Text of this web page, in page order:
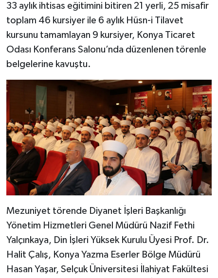
33 aylık ihtisas eğitimini bitiren 21 yerli, 25 misafir
toplam 46 kursiyer ile 6 aylık Hüsn-i Tilavet
kursunu tamamlayan 9 kursiyer, Konya Ticaret
Odası Konferans Salonu’nda düzenlenen törenle
belgelerine kavuştu.
Mezuniyet törende Diyanet İşleri Başkanlığı
Yönetim Hizmetleri Genel Müdürü Nazif Fethi
Yalçınkaya, Din İşleri Yüksek Kurulu Üyesi Prof. Dr.
Halit Çalış, Konya Yazma Eserler Bölge Müdürü
Hasan Yaşar, Selçuk Üniversitesi İlahiyat Fakültesi
Bingöl Müftülüğü
Bitlis Müftülüğü
Bolu Müftülüğü
Burdur Müftülüğü
Bursa Müftülüğü
Çanakkale Müftülüğü
Çankırı Müftülüğü
Çorum Müftülüğü
Denizli Müftülüğü
Diyarbakır Müftülüğü
Düzce Müftülüğü
Aile
Sağlık
Makaleler
Ekonomi
Duyurular
Podcast
Bilim, Teknoloji
Biyografiler
Diyanet TV
İhtida Haberleri
YAŞAM